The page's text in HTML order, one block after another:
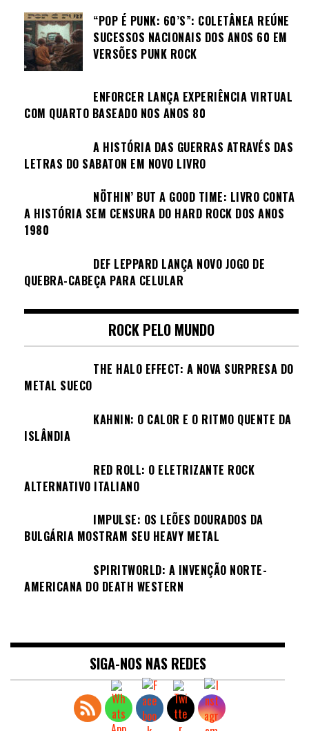
“POP É PUNK: 60’S”: COLETÂNEA REÚNE
SUCESSOS NACIONAIS DOS ANOS 60 EM
VERSÕES PUNK ROCK
ENFORCER LANÇA EXPERIÊNCIA VIRTUAL
COM QUARTO BASEADO NOS ANOS 80
A HISTÓRIA DAS GUERRAS ATRAVÉS DAS
LETRAS DO SABATON EM NOVO LIVRO
NÖTHIN’ BUT A GOOD TIME: LIVRO CONTA
A HISTÓRIA SEM CENSURA DO HARD ROCK DOS ANOS
1980
DEF LEPPARD LANÇA NOVO JOGO DE
QUEBRA-CABEÇA PARA CELULAR
ROCK PELO MUNDO
THE HALO EFFECT: A NOVA SURPRESA DO
METAL SUECO
KAHNIN: O CALOR E O RITMO QUENTE DA
ISLÂNDIA
RED ROLL: O ELETRIZANTE ROCK
ALTERNATIVO ITALIANO
IMPULSE: OS LEÕES DOURADOS DA
BULGÁRIA MOSTRAM SEU HEAVY METAL
SPIRITWORLD: A INVENÇÃO NORTE-
AMERICANA DO DEATH WESTERN
SIGA-NOS NAS REDES